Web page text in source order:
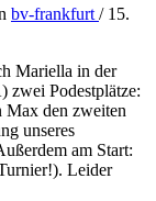
bv-frankfurt / 15.
Mariella in der
zwei Podestplätze:
Max den zweiten
unseres
am Start:
Leider